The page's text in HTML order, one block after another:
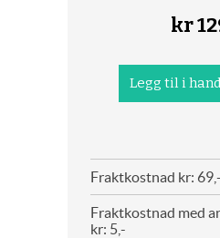
kr
Fraktkostnad kr: 69,-
Fraktkostnad med
kr: 5,-